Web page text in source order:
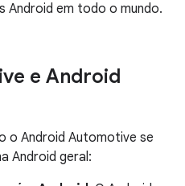
Android em todo o mundo.
e Android
o Android Automotive se
Android geral: